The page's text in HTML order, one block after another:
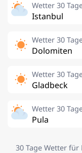
Wetter 30
Istanbul
Wetter 30
Dolomiten
Wetter 30
Gladbeck
Wetter 30
Pula
30 Tage Wetter